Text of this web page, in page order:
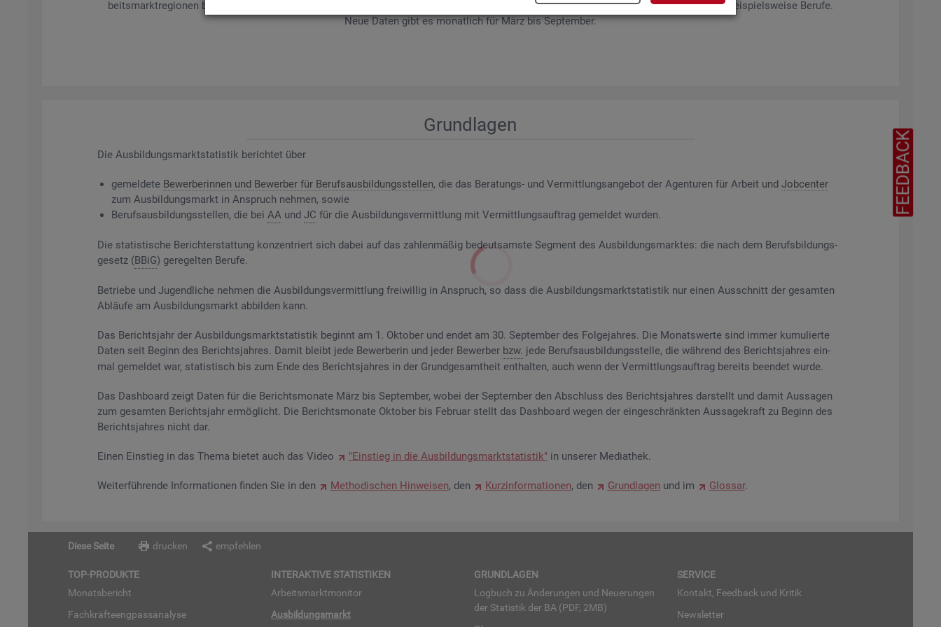
beits­markt­re­gio­nen bil­det es ge­mel­de­te Be­wer­be­rin­nen und Be­wer­ber sowie Be­rufs­aus­bil­dungs­stel­len nach ge­frag­ten Merk­ma­len ab, bei­spiels­wei­se Be­ru­fe.
Neue Daten gibt es mo­nat­lich für März bis Sep­tem­ber.
Grund­la­gen
Die Aus­bil­dungs­markt­sta­tis­tik be­rich­tet über
ge­mel­de­te Be­wer­be­rin­nen und Be­wer­ber für Be­rufs­aus­bil­dungs­stel­len, die das Be­ra­tungs- und Ver­mitt­lungs­an­ge­bot der Agen­tu­ren für Ar­beit und Job­cen­ter
zum Aus­bil­dungs­markt in An­spruch neh­men, sowie
Be­rufs­aus­bil­dungs­stel­len, die bei AAund JC für die Aus­bil­dungs­ver­mitt­lung mit Ver­mitt­lungs­auf­trag ge­mel­det wur­den.
Die sta­tis­ti­sche Be­richt­erstat­tung kon­zen­triert sich dabei auf das zah­len­mä­ßig be­deut­sams­te Seg­ment des Aus­bil­dungs­mark­tes: die nach dem Be­rufs­bil­dungs­
ge­setz (BBiG) ge­re­gel­ten Be­ru­fe.
Be­trie­be und Ju­gend­li­che neh­men die Aus­bil­dungs­ver­mitt­lung frei­wil­lig in An­spruch, so dass die Aus­bil­dungs­markt­sta­tis­tik nur einen Aus­schnitt der ge­sam­ten
Ab­läu­fe am Aus­bil­dungs­markt ab­bil­den kann.
Das Be­richts­jahr der Aus­bil­dungs­markt­sta­tis­tik be­ginnt am 1. Ok­to­ber und endet am 30. Sep­tem­ber des Fol­ge­jah­res. Die Mo­nats­wer­te sind immer ku­mu­lier­te
Daten seit Be­ginn des Be­richts­jah­res. Damit bleibt jede Be­wer­be­rin und jeder Be­wer­ber bzw. jede Be­rufs­aus­bil­dungs­stel­le, die wäh­rend des Be­richts­jah­res ein­
mal ge­mel­det war, sta­tis­tisch bis zum Ende des Be­richts­jah­res in der Grund­ge­samt­heit ent­hal­ten, auch wenn der Ver­mitt­lungs­auf­trag be­reits be­en­det wurde.
Das Da­sh­board zeigt Daten für die Be­richts­mo­na­te März bis Sep­tem­ber, wobei der Sep­tem­ber den Ab­schluss des Be­richts­jah­res dar­stellt und damit Aus­sa­gen
zum ge­sam­ten Be­richts­jahr er­mög­licht. Die Be­richts­mo­na­te Ok­to­ber bis Fe­bru­ar stellt das Da­sh­board wegen der ein­ge­schränk­ten Aus­sa­ge­kraft zu Be­ginn des
Be­richts­jah­res nicht dar.
Einen Ein­stieg in das Thema bie­tet auch das Video "Ein­stieg in die Aus­bil­dungs­markt­sta­tis­tik" in un­se­rer Me­dia­thek.
Wei­ter­füh­ren­de In­for­ma­tio­nen fin­den Sie in den Me­tho­di­schen Hin­wei­sen, den Kurz­in­for­ma­tio­nen, den Grund­la­gen und im Glos­sar.
FEEDBACK
Diese Seite drucken empfehlen
TOP-PRO­DUK­TE
Mo­nats­be­richt
Fach­kräf­te­eng­pass­ana­ly­se
IN­TER­AK­TI­VE STA­TIS­TI­KEN
Ar­beits­markt­mo­ni­tor
Aus­bil­dungs­markt
GRUND­LA­GEN
Log­buch zu Än­de­run­gen und Neue­run­gen
der Sta­tis­tik der BA (PDF, 2MB)
SER­VICE
Kon­takt, Feed­back und Kri­tik
News­let­ter